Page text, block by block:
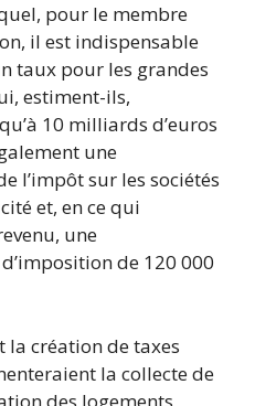
pour le membre
il est indispensable
taux pour les grandes
estiment-ils,
10 milliards d’euros
une
l’impôt sur les sociétés
et, en ce qui
une
de 120 000
la création de taxes
la collecte de